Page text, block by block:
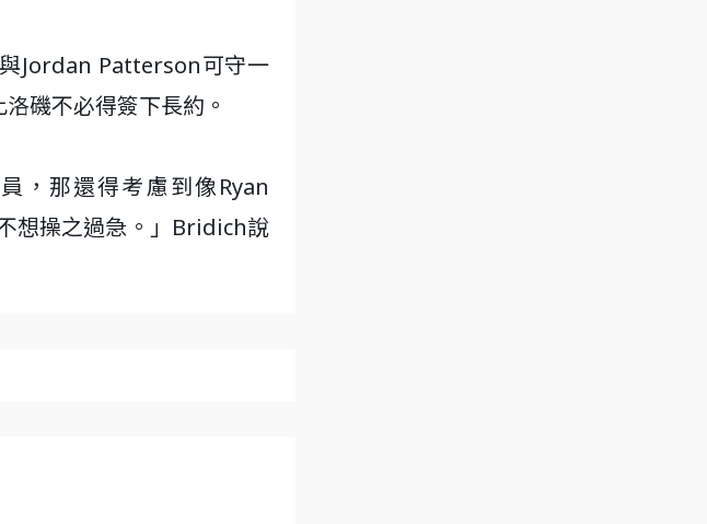
Jordan Patterson可守一
磯不必得簽下長約。
，那還得考慮到像Ryan
想操之過急。」Bridich說